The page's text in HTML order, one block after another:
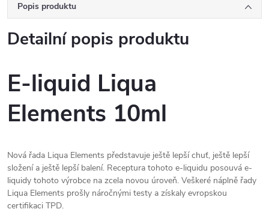
Popis produktu
Detailní popis produktu
E-liquid Liqua
Elements 10ml
Nová řada Liqua Elements představuje ještě lepší chuť, ještě lepší
složení a ještě lepší balení. Receptura tohoto e-liquidu posouvá e-
liquidy tohoto výrobce na zcela novou úroveň. Veškeré náplně řady
Liqua Elements prošly náročnými testy a získaly evropskou
certifikaci TPD.